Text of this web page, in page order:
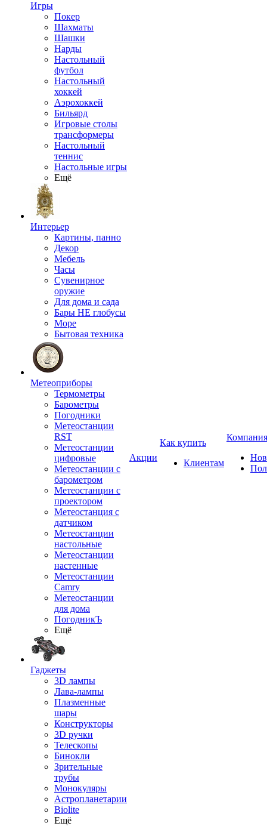
Игры
Покер
Шахматы
Шашки
Нарды
Настольный
футбол
Настольный
хоккей
Аэрохоккей
Бильярд
Игровые столы
трансформеры
Настольный
теннис
Настольные игры
Ещё
Интерьер
Картины, панно
Декор
Мебель
Часы
Сувенирное
оружие
Для дома и сада
Бары НЕ глобусы
Море
Бытовая техника
Метеоприборы
Термометры
Барометры
Погодники
Метеостанции
RST
Метеостанции
цифровые
Метеостанции с
барометром
Метеостанции с
проектором
Метеостанция с
датчиком
Метеостанции
настольные
Метеостанции
настенные
Метеостанции
Camry
Метеостанции
для дома
ПогодникЪ
Ещё
Гаджеты
3D лампы
Лава-лампы
Плазменные
шары
Конструкторы
3D ручки
Телескопы
Бинокли
Зрительные
трубы
Монокуляры
Астропланетарии
Biolite
Ещё
Акции
Как купить
Клиентам
Компания